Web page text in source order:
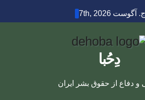
ج. آگوست 7th, 2026
دِحُبا
و دفاع از حقوق بشر ایران